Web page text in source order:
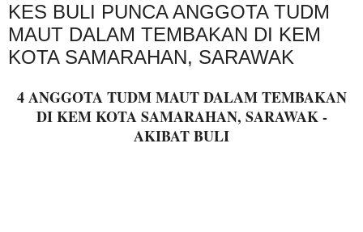
KES BULI PUNCA ANGGOTA TUDM
MAUT DALAM TEMBAKAN DI KEM
KOTA SAMARAHAN, SARAWAK
4 ANGGOTA TUDM MAUT DALAM TEMBAKAN
DI KEM KOTA SAMARAHAN, SARAWAK -
AKIBAT BULI